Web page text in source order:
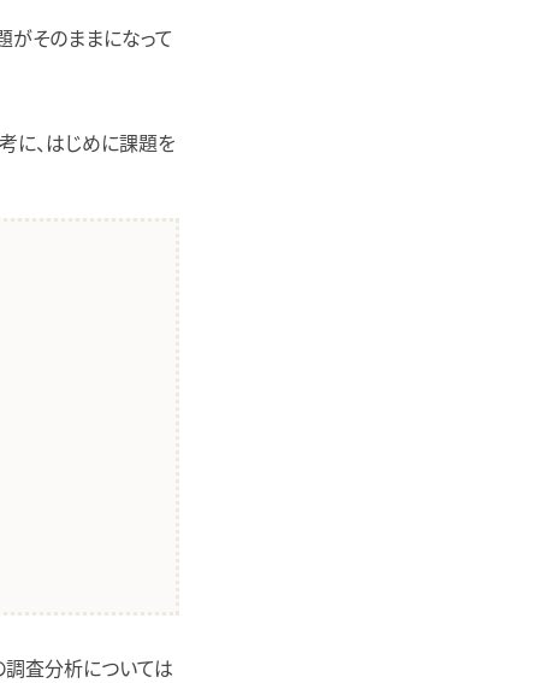
がそのままになって
に、はじめに課題を
調査分析については